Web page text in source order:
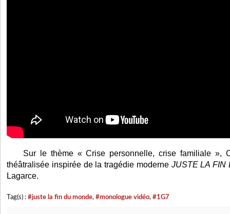
Sur le thème « Crise personnelle, crise familiale »,
théâtralisée inspirée de la tragédie moderne JUSTE LA FIN
Lagarce.
Tag(s) : #juste la fin du monde, #monologue vidéo, #1G7